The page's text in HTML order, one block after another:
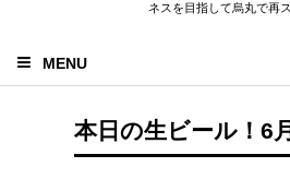
ネスを目指して烏丸で再
MENU
本日の生ビール！6